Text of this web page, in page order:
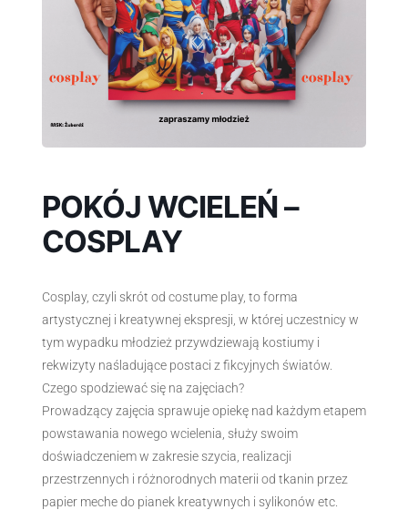
POKÓJ WCIELEŃ –
COSPLAY
Cosplay, czyli skrót od costume play, to forma
artystycznej i kreatywnej ekspresji, w której uczestnicy w
tym wypadku młodzież przywdziewają kostiumy i
rekwizyty naśladujące postaci z fikcyjnych światów.
Czego spodziewać się na zajęciach?
Prowadzący zajęcia sprawuje opiekę nad każdym etapem
powstawania nowego wcielenia, służy swoim
doświadczeniem w zakresie szycia, realizacji
przestrzennych i różnorodnych materii od tkanin przez
papier meche do pianek kreatywnych i sylikonów etc.